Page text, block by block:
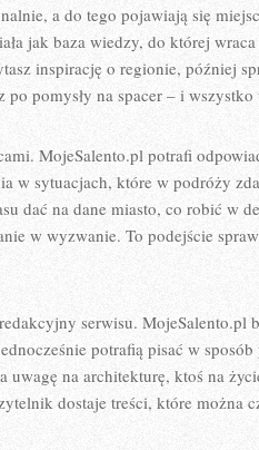
a do tego pojawiają się
jak baza wiedzy, do której
inspirację o regionie, później
pomysły na spacer – i wszystko
MojeSalento.pl potrafi
w sytuacjach, które w podróży
dać na dane miasto, co robić w
w wyzwanie. To podejście
serwisu. MojeSalento.pl
potrafią pisać w
uwagę na architekturę, ktoś na
dostaje treści, które można